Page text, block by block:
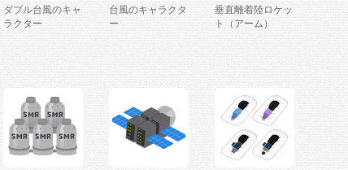
ダブル台風のキャ
ラクター
台風のキャラクタ
ー
垂直離着陸ロケッ
ト（アーム）